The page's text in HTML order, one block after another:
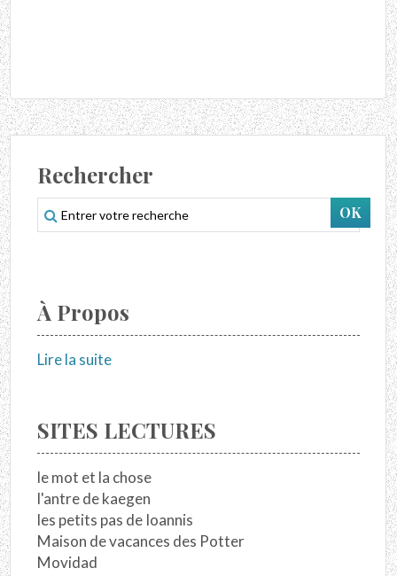
Rechercher
À Propos
Lire la suite
SITES LECTURES
le mot et la chose
l'antre de kaegen
les petits pas de Ioannis
Maison de vacances des Potter
Movidad